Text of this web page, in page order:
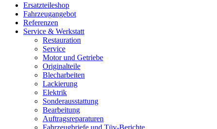
Ersatzteileshop
Fahrzeugangebot
Referenzen
Service & Werkstatt
Restauration
Service
Motor und Getriebe
Originalteile
Blecharbeiten
Lackierung
Elektrik
Sonderausstattung
Bearbeitung
Auftragsreparaturen
Fahrzeugbriefe und Tüv-Berichte